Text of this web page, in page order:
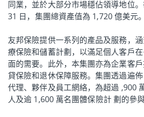
同業，並於大部分市場穩佔領導地位
31 日，集團總資產值為 1,720 億美元。
友邦保險提供一系列的產品及服務，
療保險和儲蓄計劃，以滿足個人客戶
面的需要。此外，本集團亦為企業客
貸保險和退休保障服務。集團透過遍
代理、夥伴及員工網絡，為超過 ,900
人及逾 1,600 萬名團體保險計 劃的參